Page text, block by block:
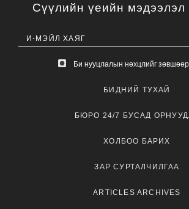
Сүүлийн үеийн мэдээлэл
Би нууцлалын нөхцлийг
БИДНИЙ ТУХАЙ
БЮРО 24/7 БУСАД
ХОЛБОО БАРИХ
ЗАР СУРТАЛЧИЛГАА
ARTICLES ARCHIVES